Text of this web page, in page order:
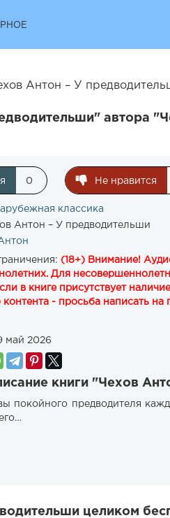
Антон – У
автора
0 Не нравится
классика
Антон – У предводительши
(18+) Внимание!
Для
в книге присутствует
- просьба написать на
май 2026
книги "Чехов
покойного предводителя
целиком